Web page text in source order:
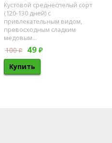
Кустовой среднеспелый сорт
(120-130 дней) с
привлекательным видом,
превосходным сладким
медовым...
100₽ 49 ₽